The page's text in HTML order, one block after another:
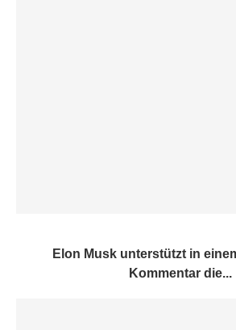
Elon Musk unterstützt in
Kommentar die...